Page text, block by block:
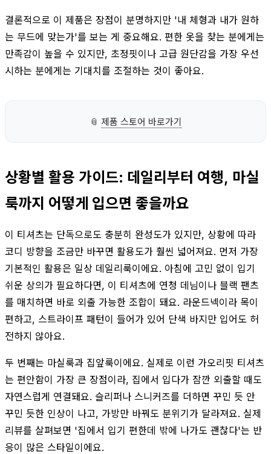
결론적으로 이 제품은 장점이 분명하지만 '내 체형과 내가 원하
는 무드에 맞는가'를 보는 게 중요해요. 편한 옷을 찾는 분에게는
만족감이 높을 수 있지만, 초정핏이나 고급 원단감을 가장 우선
시하는 분에게는 기대치를 조절하는 것이 좋아요.
📎 제품 스토어 바로가기
상황별 활용 가이드: 데일리부터 여행, 마실
룩까지 어떻게 입으면 좋을까요
이 티셔츠는 단독으로도 충분히 완성도가 있지만, 상황에 따라
코디 방향을 조금만 바꾸면 활용도가 훨씬 넓어져요. 먼저 가장
기본적인 활용은 일상 데일리룩이에요. 아침에 고민 없이 입기
쉬운 상의가 필요하다면, 이 티셔츠에 연청 데님이나 블랙 팬츠
를 매치하면 바로 외출 가능한 조합이 돼요. 라운드넥이라 목이
편하고, 스트라이프 패턴이 들어가 있어 단색 바지만 입어도 허
전하지 않아요.
두 번째는 마실룩과 집앞룩이에요. 실제로 이런 가오리핏 티셔츠
는 편안함이 가장 큰 장점이라, 집에서 입다가 잠깐 외출할 때도
자연스럽게 연결돼요. 슬리퍼나 스니커즈를 더하면 꾸민 듯 안
꾸민 듯한 인상이 나고, 가방만 바꿔도 분위기가 달라져요. 실제
리뷰를 살펴보면 '집에서 입기 편한데 밖에 나가도 괜찮다'는 반
응이 많은 스타일이에요.